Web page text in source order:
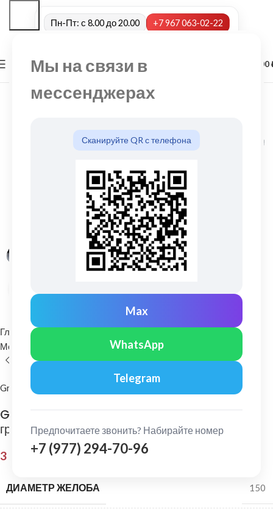
Мы на связи в
мессенджерах
Сканируйте QR с телефона
Max
WhatsApp
Telegram
Предпочитаете звонить? Набирайте номер
+7 (977) 294-70-96
Пн-Пт: с 8.00 до 20.00 +7 967 063-02-22
МЕНЮ 0,00
Главная Водосточные системы
Металлические водосточные системы
Grand Line
Grand Line: Угол желоба внешний 135
гр.150/100 Rooftop dRain Ral 7024
3 873,00 ₽
ДИАМЕТР ЖЕЛОБА 150